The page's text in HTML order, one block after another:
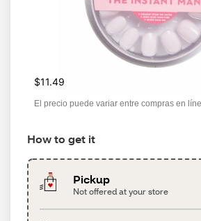
$11.49
El precio puede variar entre compras en
How to get it
Pickup
Not offered at your store